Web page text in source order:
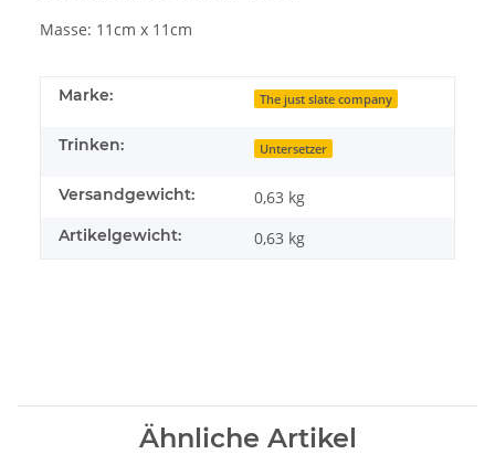
Masse: 11cm x 11cm
Marke: The just slate company
Trinken: Untersetzer
Versandgewicht: 0,63 kg
Artikelgewicht: 0,63 kg
Ähnliche Artikel